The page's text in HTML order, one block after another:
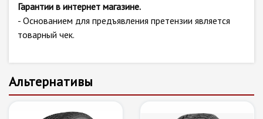
Гарантии в интернет магазине.
- Основанием для предъявления претензии является
товарный чек.
Альтернативы